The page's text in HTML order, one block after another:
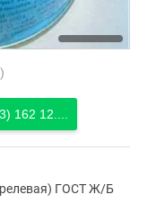
162 12....
ГОСТ Ж/Б